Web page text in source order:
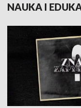
NAUKA I